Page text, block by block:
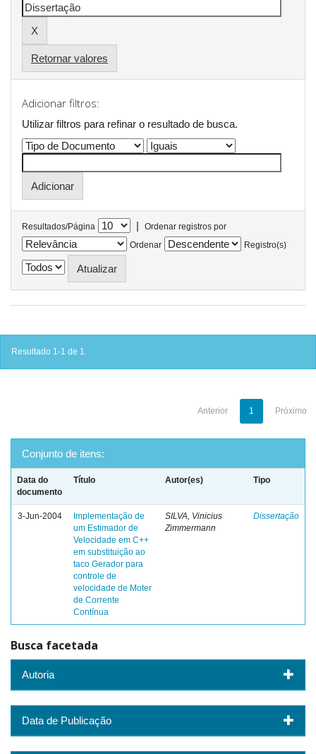
Retornar valores
Adicionar filtros:
Utilizar filtros para refinar o resultado de busca.
Resultados/Página |
Ordenar registros por
Ordenar
Registro(s)
Resultado 1-1 de 1.
Anterior 1 Próximo
Conjunto de itens:
Data do
documento
Título Autor(es) Tipo
3-Jun-2004
Implementação de
um Estimador de
Velocidade em C++
em substituição ao
taco Gerador para
controle de
velocidade de Moter
de Corrente
Contínua
SILVA, Vinicius
Zimmermann
Dissertação
Busca facetada
Autoria
Data de Publicação